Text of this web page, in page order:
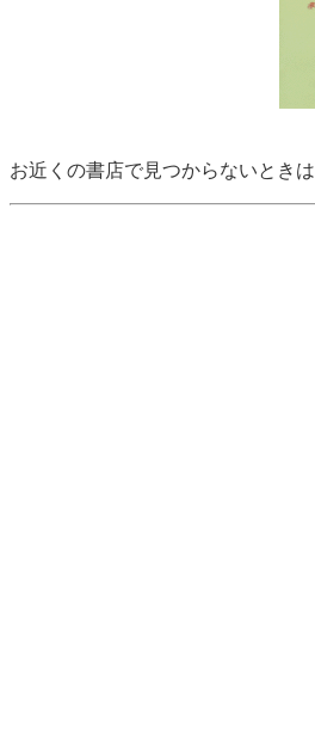
お近くの書店で見つからないときは